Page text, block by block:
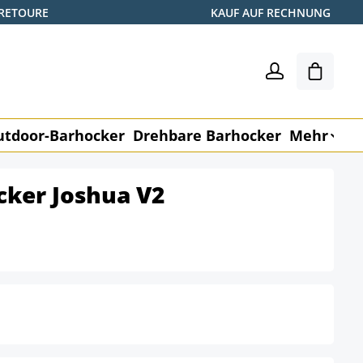
KAUF AUF RECHNUNG
Barhocker Drehbare Barhocker Mehr
Joshua V2